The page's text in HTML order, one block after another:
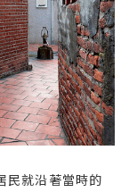
民就沿著當時的